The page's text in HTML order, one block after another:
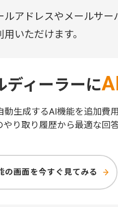
ルアドレスやメールサー
いただけます。
ディーラーに
動生成するAI機能を追加費
やり取り履歴から最適な回
の画面を今すぐ見てみる